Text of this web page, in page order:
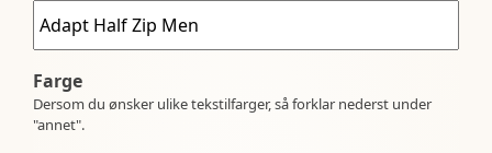
Farge
Dersom du ønsker ulike tekstilfarger, så forklar nederst under
"annet".